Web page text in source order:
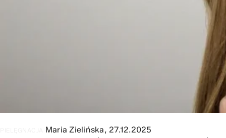
Maria Zielińska, 27.12.2025